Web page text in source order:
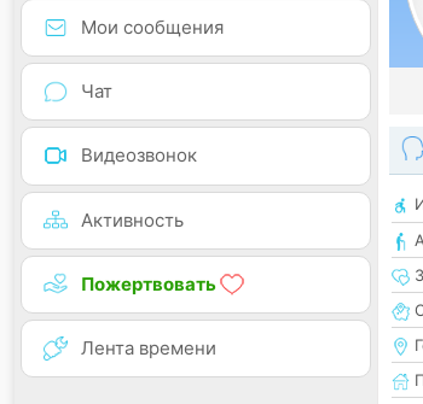
Мои сообщения
Чат
Видеозвонок
Активность
Пожертвовать
Лента времени